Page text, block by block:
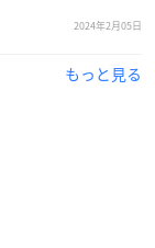
2024年2月05日
もっと見る